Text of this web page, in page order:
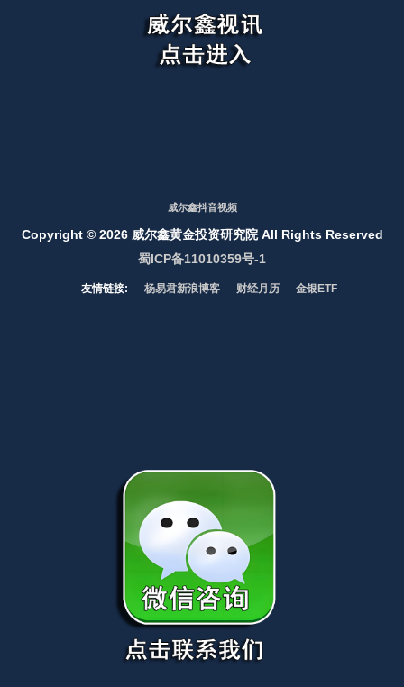
威尔鑫抖音视频
Copyright © 2026 威尔鑫黄金投资研究院 All Rights Reserved
蜀ICP备11010359号-1
友情链接: 杨易君新浪博客 财经月历 金银ETF